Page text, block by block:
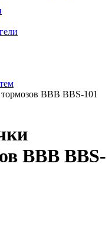
BBB BBS-101
BBB BBS-